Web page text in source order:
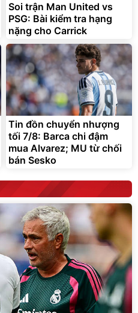
Soi trận Man United vs
PSG: Bài kiểm tra hạng
nặng cho Carrick
Tin đồn chuyển nhượng
tối 7/8: Barca chi đậm
mua Alvarez; MU từ chối
bán Sesko